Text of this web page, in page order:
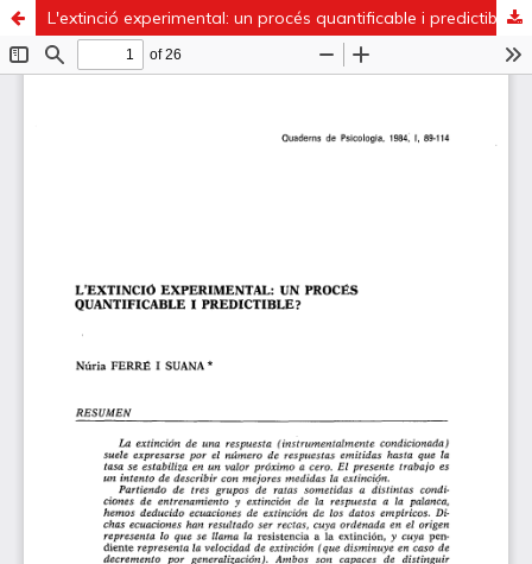
L'extinció experimental: un procés quantificable i predictible?